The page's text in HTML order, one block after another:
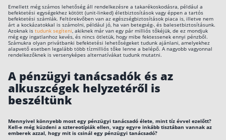
Emellett még számos lehetőség áll rendelkezésre a takarékoskodásra, például a
befektetési egységekhez kötött (unit-linked) életbiztosítások vagy éppen a tartós
befektetési számlák. Feltörekvőben van az egészségbiztosítások piaca is, illetve nem
árt a kockázatokkal is számolni, például jó, ha van betegség-, és balesetbiztosításunk.
Azoknak is tudunk segíteni, akiknek már van egy pár milliós tőkéjük, de ez mondjuk
még egy ingatlanhoz kevés, és nincs ötletük, hogy mibe fektessenek ennyi pénzből.
Számukra olyan privátbanki befektetési lehetőségeket tudunk ajánlani, amelyekhez
alapvető esetben legalább több tízmilliós tőke lenne a belépő. A nagyobb vagyonnal
rendelkezőknek is versenyképes alternatívákat tudunk mutatni.
A pénzügyi tanácsadók és az
alkuszcégek helyzetéről is
beszéltünk
Mennyivel könnyebb most egy pénzügyi tanácsadó élete, mint tíz évvel ezelőtt?
Kell-e még küzdeni a sztereotípiák ellen, vagy egyre inkább tisztában vannak az
emberek azzal, hogy mit is csinál egy pénzügyi tanácsadó?